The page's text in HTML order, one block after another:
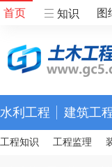
首页 知识 图
水利工程 建筑工
工程知识 工程监理